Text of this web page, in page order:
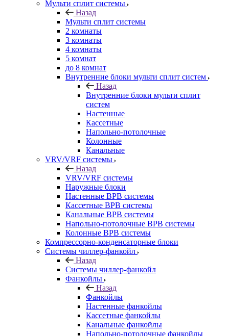
Мульти сплит системы
Назад
Мульти сплит системы
2 комнаты
3 комнаты
4 комнаты
5 комнат
до 8 комнат
Внутренние блоки мульти сплит систем
Назад
Внутренние блоки мульти сплит
систем
Настенные
Кассетные
Напольно-потолочные
Колонные
Канальные
VRV/VRF системы
Назад
VRV/VRF системы
Наружные блоки
Настенные ВРВ системы
Кассетные ВРВ системы
Канальные ВРВ системы
Напольно-потолочные ВРВ системы
Колонные ВРВ системы
Компрессорно-конденсаторные блоки
Системы чиллер-фанкойл
Назад
Системы чиллер-фанкойл
Фанкойлы
Назад
Фанкойлы
Настенные фанкойлы
Кассетные фанкойлы
Канальные фанкойлы
Напольно-потолочные фанкойлы